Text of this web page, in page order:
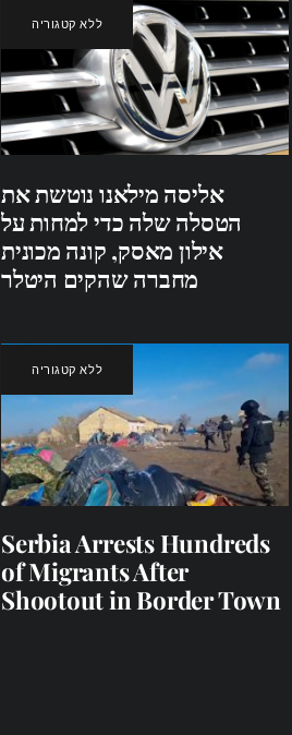
ללא קטגוריה
אליסה מילאנו נוטשת את
הטסלה שלה כדי למחות על
אילון מאסק, קונה מכונית
מחברה שהקים היטלר
ללא קטגוריה
Serbia Arrests Hundreds
of Migrants After
Shootout in Border Town